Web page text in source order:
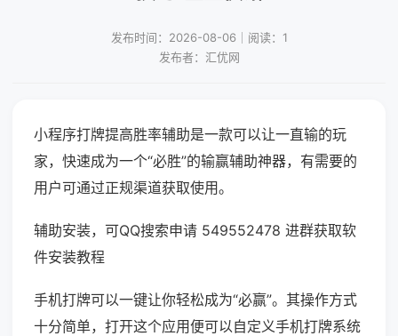
发布时间：2026-08-06｜阅读：1
发布者：汇优网
小程序打牌提高胜率辅助是一款可以让一直输的玩
家，快速成为一个“必胜”的输赢辅助神器，有需要的
用户可通过正规渠道获取使用。
辅助安装，可QQ搜索申请 549552478 进群获取软
件安装教程
手机打牌可以一键让你轻松成为“必赢”。其操作方式
十分简单，打开这个应用便可以自定义手机打牌系统